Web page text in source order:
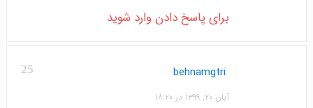
برای پاسخ دادن وارد شوید
25 behnamgtri
آبان ۲۰, ۱۳۹۹ در ۱۸:۲۰